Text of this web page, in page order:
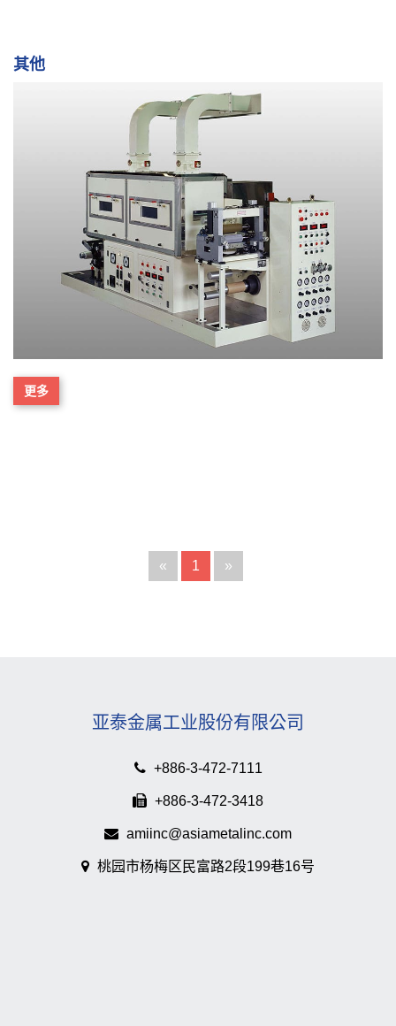
其他
更多
« 1 »
亚泰金属工业股份有限公司
+886-3-472-7111
+886-3-472-3418
amiinc@asiametalinc.com
桃园市杨梅区民富路2段199巷16号